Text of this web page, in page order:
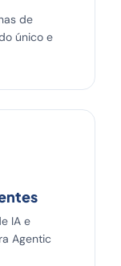
de
único e
IA e
Agentic